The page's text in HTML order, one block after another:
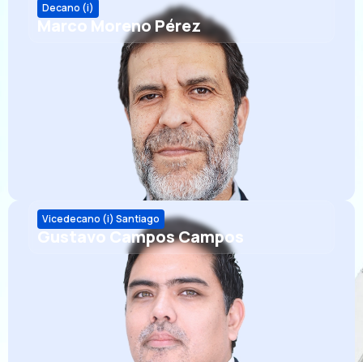
Decano (i)
Marco Moreno Pérez
Vicedecano (i) Santiago
Gustavo Campos Campos